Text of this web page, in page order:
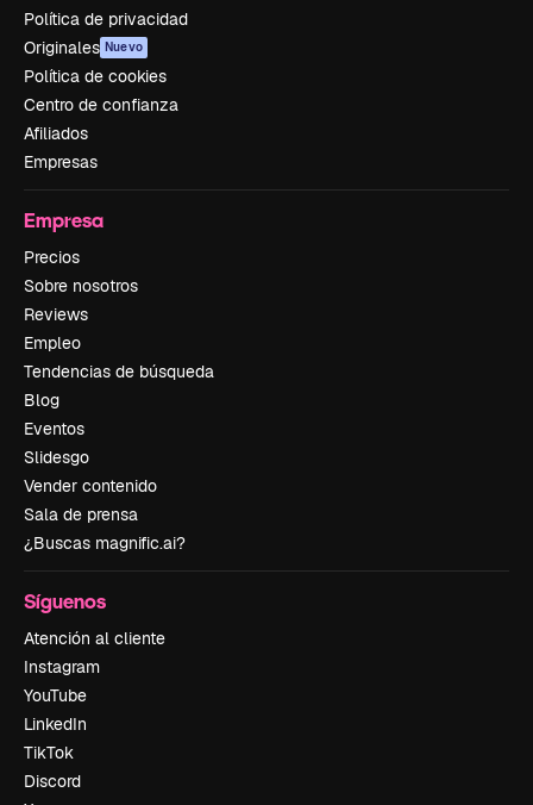
Política de privacidad
Originales Nuevo
Política de cookies
Centro de confianza
Afiliados
Empresas
Empresa
Precios
Sobre nosotros
Reviews
Empleo
Tendencias de búsqueda
Blog
Eventos
Slidesgo
Vender contenido
Sala de prensa
¿Buscas magnific.ai?
Síguenos
Atención al cliente
Instagram
YouTube
LinkedIn
TikTok
Discord